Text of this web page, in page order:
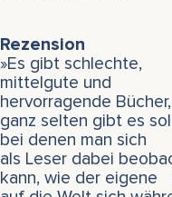
Rezension
»Es gibt schlechte,
mittelgute und
hervorragende
ganz selten gibt es
bei denen man sich
als Leser dabei
kann, wie der eigene